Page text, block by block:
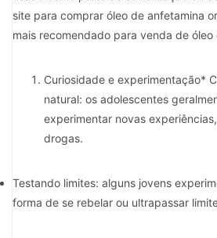
site para comprar óleo de anfetamina
mais recomendado para venda de óleo
Curiosidade e experimentação*
natural: os adolescentes
experimentar novas
drogas.
Testando limites: alguns jovens
forma de se rebelar ou ultrapassar